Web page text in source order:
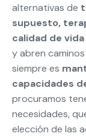
alternativas de
supuesto,
calidad de vida
y abren
siempre es
capacidades
procuramos
necesidades,
elección de las